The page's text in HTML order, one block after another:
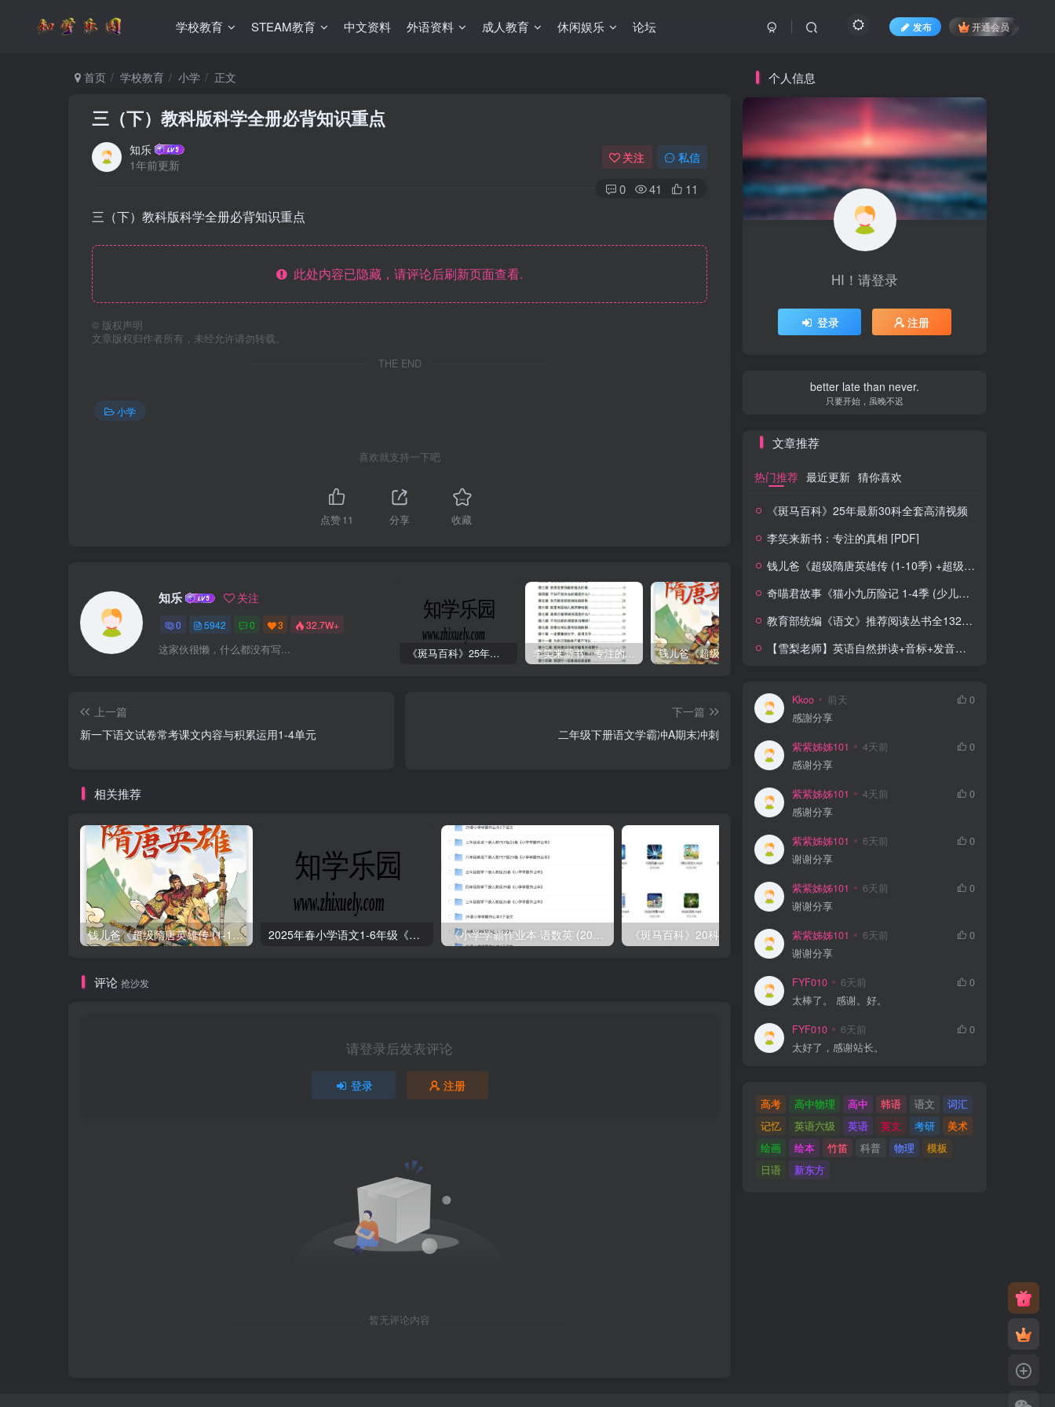
学校教育 STEAM教育 中文资料 外语资料 成人教育 休闲娱乐 论坛 发布 开通会员
首页 学校教育 小学 正文
三（下）教科版科学全册必背知识重点
知乐
1年前更新
关注 私信
0 41 11
三（下）教科版科学全册必背知识重点
此处内容已隐藏，请评论后刷新页面查看.
© 版权声明
文章版权归作者所有，未经允许请勿转载。
THE END
小学
喜欢就支持一下吧
点赞11 分享 收藏
知乐 关注
0 5942 0 3 32.7W+
这家伙很懒，什么都没有写... 《斑马百科》25年最新30科全套高清视频 李笑来新书：专注的真相 [PDF] 钱儿爸《超级隋唐英雄传 (1-10季) +超级隋唐英雄后传 (1-4季） 奇喵君故事《猫小九历险记 1-4季 (少儿大型奇幻冒险之旅)
上一篇
新一下语文试卷常考课文内容与积累运用1-4单元
下一篇
二年级下册语文学霸冲A期末冲刺
相关推荐
钱儿爸《超级隋唐英雄传 (1-10季) +超级隋唐英雄后传 (1-4季） 2025年春小学语文1-6年级《王朝霞阅读训练100篇》 《斑马百科》20科全套高清视频 学丞《晓艳英语：小学英语课 (告别死记硬背) 》
评论 抢沙发
请登录后发表评论
登录 注册
暂无评论内容
个人信息
HI！请登录
登录 注册
better late than never.
只要开始，虽晚不迟
文章推荐
热门推荐 最近更新 猜你喜欢
《斑马百科》25年最新30科全套高清视频
李笑来新书：专注的真相 [PDF]
钱儿爸《超级隋唐英雄传 (1-10季) +超级隋唐英雄后传 (1-4季）
奇喵君故事《猫小九历险记 1-4季 (少儿大型奇幻冒险之旅)
教育部统编《语文》推荐阅读丛书全132种143册
【雪梨老师】英语自然拼读+音标+发音规则（精品课三合一）
Kkoo 前天
0
感謝分享
紫紫姊姊101 4天前
0
感谢分享
紫紫姊姊101 4天前
0
感谢分享
紫紫姊姊101 6天前
0
谢谢分享
紫紫姊姊101 6天前
0
谢谢分享
紫紫姊姊101 6天前
0
谢谢分享
FYF010 6天前
0
太棒了。 感谢。好。
FYF010 6天前
0
太好了，感谢站长。
高考 高中物理 高中 韩语 语文
词汇
记忆
英语六级 英语 英文 考研
美术
绘画
绘本 竹笛 科普 物理
模板
日语
新东方